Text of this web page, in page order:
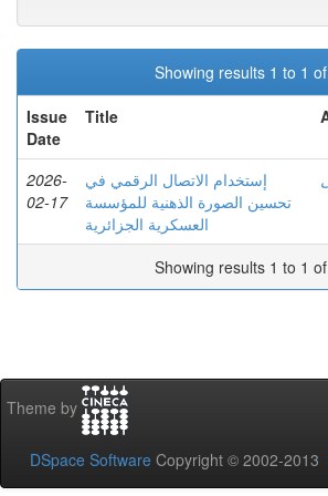
Showing results 1 to 1 of
Issue
Date
Title
2026-
02-17
إستخدام الاتصال الرقمي في
تحسين الصورة الذهنية للمؤسسة
العسكرية الجزائرية
Showing results 1 to 1 of
Theme by
DSpace Software Copyright © 2002-2013